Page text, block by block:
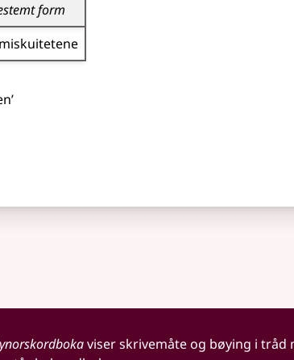
form
viser skrivemåte og bøying i tråd